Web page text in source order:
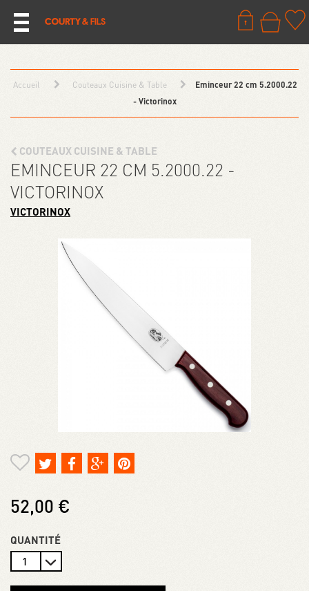
Accueil Couteaux Cuisine & Table
Eminceur 22 cm 5.2000.22
- Victorinox
COUTEAUX CUISINE & TABLE
EMINCEUR 22 CM 5.2000.22 -
VICTORINOX
VICTORINOX
52,00 €
QUANTITÉ